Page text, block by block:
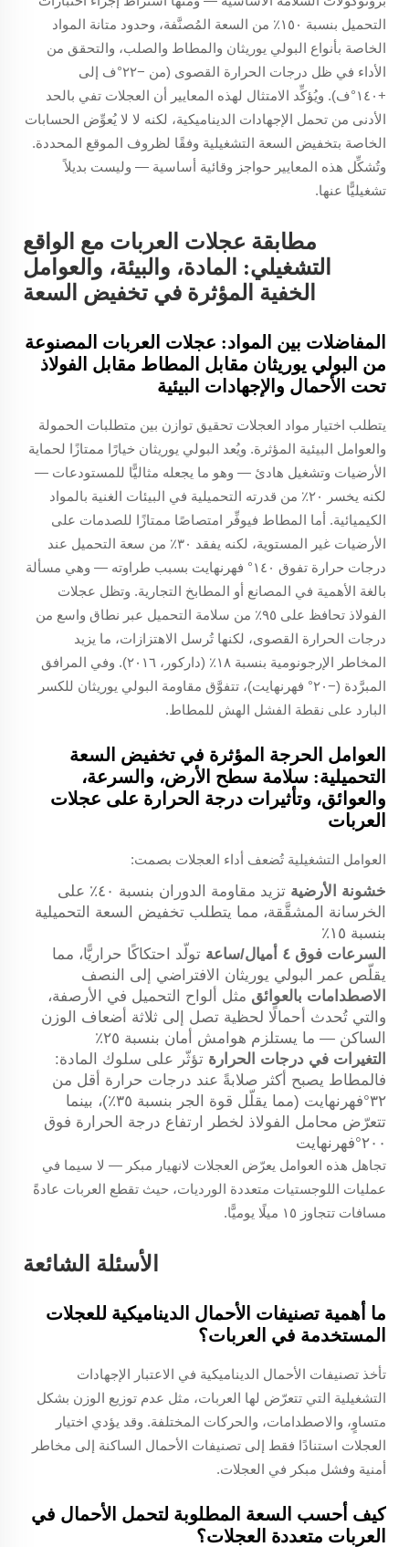
التحميل بنسبة ١٥٠٪ من السعة المُصنَّفة، وحدود متانة المواد
الخاصة بأنواع البولي يوريثان والمطاط والصلب، والتحقق من
الأداء في ظل درجات الحرارة القصوى (من −٢٢°ف إلى
+١٤٠°ف). ويُؤكِّد الامتثال لهذه المعايير أن العجلات تفي بالحد
الأدنى من تحمل الإجهادات الديناميكية، لكنه لا لا يُعوِّض الحسابات
الخاصة بتخفيض السعة التشغيلية وفقًا لظروف الموقع المحددة.
وتُشكِّل هذه المعايير حواجز وقائية أساسية — وليست بديلاً
تشغيليًّا عنها.
مطابقة عجلات العربات مع الواقع
التشغيلي: المادة، والبيئة، والعوامل
الخفية المؤثرة في تخفيض السعة
المفاضلات بين المواد: عجلات العربات المصنوعة
من البولي يوريثان مقابل المطاط مقابل الفولاذ
تحت الأحمال والإجهادات البيئية
يتطلب اختيار مواد العجلات تحقيق توازن بين متطلبات الحمولة
والعوامل البيئية المؤثرة. ويُعد البولي يوريثان خيارًا ممتازًا لحماية
الأرضيات وتشغيل هادئ — وهو ما يجعله مثاليًّا للمستودعات —
لكنه يخسر ٢٠٪ من قدرته التحميلية في البيئات الغنية بالمواد
الكيميائية. أما المطاط فيوفِّر امتصاصًا ممتازًا للصدمات على
الأرضيات غير المستوية، لكنه يفقد ٣٠٪ من سعة التحميل عند
درجات حرارة تفوق ١٤٠° فهرنهايت بسبب طراوته — وهي مسألة
بالغة الأهمية في المصانع أو المطابخ التجارية. وتظل عجلات
الفولاذ تحافظ على ٩٥٪ من سلامة التحميل عبر نطاق واسع من
درجات الحرارة القصوى، لكنها تُرسل الاهتزازات، ما يزيد
المخاطر الإرجونومية بنسبة ١٨٪ (داركور، ٢٠١٦). وفي المرافق
المبرَّدة (−٢٠° فهرنهايت)، تتفوَّق مقاومة البولي يوريثان للكسر
البارد على نقطة الفشل الهش للمطاط.
العوامل الحرجة المؤثرة في تخفيض السعة
التحميلية: سلامة سطح الأرض، والسرعة،
والعوائق، وتأثيرات درجة الحرارة على عجلات
العربات
العوامل التشغيلية تُضعف أداء العجلات بصمت:
خشونة الأرضية
تزيد مقاومة الدوران بنسبة ٤٠٪ على
الخرسانة المشقَّقة، مما يتطلب تخفيض السعة التحميلية
بنسبة ١٥٪
السرعات فوق ٤ أميال/ساعة
تولّد احتكاكًا حراريًّا، مما
يقلّص عمر البولي يوريثان الافتراضي إلى النصف
الاصطدامات بالعوائق مثل ألواح التحميل في الأرصفة،
والتي تُحدث أحمالًا لحظية تصل إلى ثلاثة أضعاف الوزن
الساكن — ما يستلزم هوامش أمان بنسبة ٢٥٪
التغيرات في درجات الحرارة تؤثّر على سلوك المادة:
فالمطاط يصبح أكثر صلابةً عند درجات حرارة أقل من
٣٢°فهرنهايت (مما يقلّل قوة الجر بنسبة ٣٥٪)، بينما
تتعرّض محامل الفولاذ لخطر ارتفاع درجة الحرارة فوق
٢٠٠°فهرنهايت
تجاهل هذه العوامل يعرّض العجلات لانهيار مبكر — لا سيما في
عمليات اللوجستيات متعددة الورديات، حيث تقطع العربات عادةً
مسافات تتجاوز ١٥ ميلًا يوميًّا.
الأسئلة الشائعة
ما أهمية تصنيفات الأحمال الديناميكية للعجلات
المستخدمة في العربات؟
تأخذ تصنيفات الأحمال الديناميكية في الاعتبار الإجهادات
التشغيلية التي تتعرّض لها العربات، مثل عدم توزيع الوزن بشكل
متساوٍ، والاصطدامات، والحركات المختلفة. وقد يؤدي اختيار
العجلات استنادًا فقط إلى تصنيفات الأحمال الساكنة إلى مخاطر
أمنية وفشل مبكر في العجلات.
كيف أحسب السعة المطلوبة لتحمل الأحمال في
العربات متعددة العجلات؟